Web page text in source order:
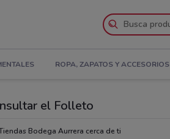
ROPA, ZAPATOS Y ACCESORIOS
el Folleto
Bodega Aurrera cerca de ti